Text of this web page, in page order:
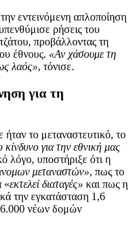
εντεινόμενη απλοποίηση
ρήσεις του
προβάλλοντας τη
έθνους. «Αν χάσουμε τη
λαός», τόνισε.
για τη
το μεταναστευτικό, το
κίνδυνο για την εθνική μας
λόγο, υποστήριξε ότι η
μεταναστών», πως το
«εκτελεί διαταγές» και πως η
την εγκατάσταση 1,6
νέων δομών